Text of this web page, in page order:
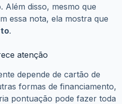
disso, mesmo que
essa nota, ela mostra que
.
atenção
depende de cartão de
formas de financiamento,
pontuação pode fazer toda